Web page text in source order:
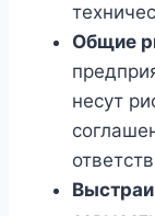
Общие
несут